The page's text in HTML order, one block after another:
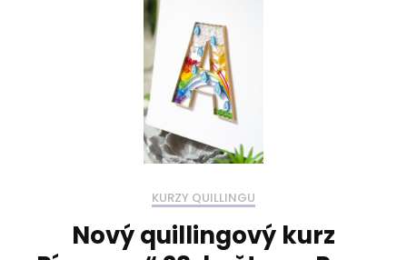
KURZY QUILLINGU
Nový quillingový kurz